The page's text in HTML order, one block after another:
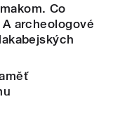
Co
archeologové